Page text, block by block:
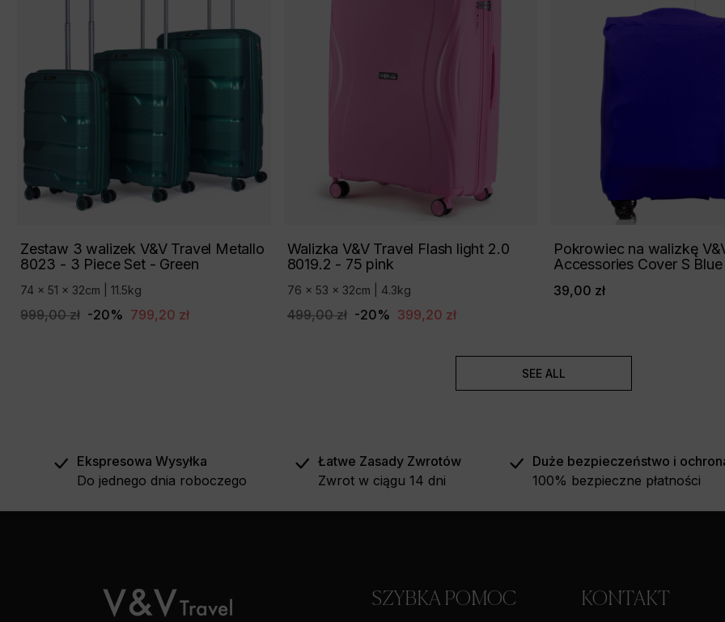
Zestaw 3 walizek V&V Travel Metallo
8023 - 3 Piece Set - Green
74 x 51 x 32cm | 11.5kg
999,00 zł -20% 799,20 zł
Walizka V&V Travel Flash light 2.0
8019.2 - 75 pink
76 x 53 x 32cm | 4.3kg
499,00 zł -20% 399,20 zł
Pokrowiec na walizkę
Accessories Cover S Blue
39,00 zł
SEE ALL
Ekspresowa Wysyłka
Do jednego dnia roboczego
Łatwe Zasady Zwrotów
Zwrot w ciągu 14 dni
Duże bezpieczeństwo i
100% bezpieczne płatności
SZYBKA POMOC KONTAKT